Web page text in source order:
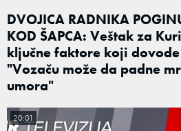
DVOJICA RADNIKA
KOD ŠAPCA: Veštak za
ključne faktore koji
"Vozaču može da padne
umora"
20:01